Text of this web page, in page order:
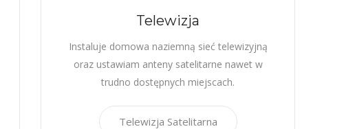
Telewizja
Instaluje domowa naziemną sieć telewizyjną
oraz ustawiam anteny satelitarne nawet w
trudno dostępnych miejscach.
Telewizja Satelitarna